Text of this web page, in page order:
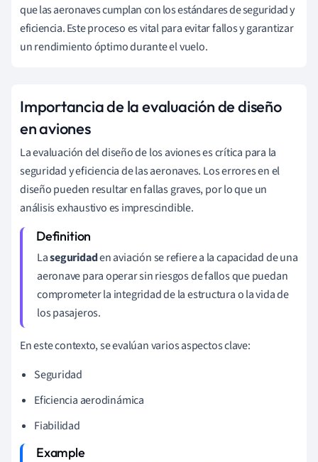
que las aeronaves cumplan con los estándares de seguridad y
eficiencia. Este proceso es vital para evitar fallos y garantizar
un rendimiento óptimo durante el vuelo.
Importancia de la evaluación de diseño
en aviones
La evaluación del diseño de los aviones es crítica para la
seguridad y eficiencia de las aeronaves. Los errores en el
diseño pueden resultar en fallas graves, por lo que un
análisis exhaustivo es imprescindible.
Laseguridaden aviación se refiere a la capacidad de una
aeronave para operar sin riesgos de fallos que puedan
comprometer la integridad de la estructura o la vida de
los pasajeros.
En este contexto, se evalúan varios aspectos clave:
Seguridad
Eficiencia aerodinámica
Fiabilidad